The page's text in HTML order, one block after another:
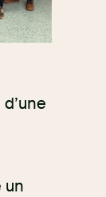
un